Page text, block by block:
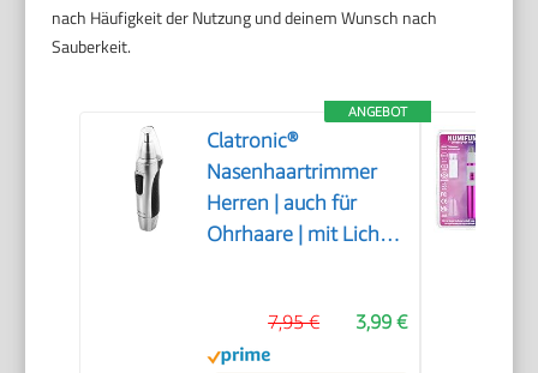
nach Häufigkeit der Nutzung und deinem Wunsch nach
Sauberkeit.
ANGEBOT
Clatronic®
Nasenhaartrimmer
Herren | auch für
Ohrhaare | mit Licht |
(abnehmbar) |
Nasenhaarentferner |
3,99 €
7,95 €